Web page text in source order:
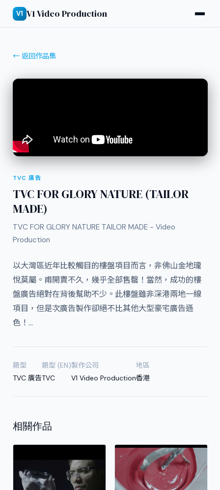
V1 V1 Video Production
← 返回作品集
TVC 廣告
TVC FOR GLORY NATURE (TAILOR
MADE)
TVC FOR GLORY NATURE TAILOR MADE - Video
Production
以大灣區近年比較觸目的樓盤項目而言，非佛山金地瓏
悅莫屬。甫開賣不久，幾乎全部售罄！當然，成功的樓
盤廣告絕對在背後幫助不少。此樓盤雖非深港兩地一線
項目，但是次廣告製作卻絕不比其他大型豪宅廣告遜
色！…
類型
TVC 廣告
類型 (EN)
TVC
製作公司
V1 Video Production
地區
香港
相關作品